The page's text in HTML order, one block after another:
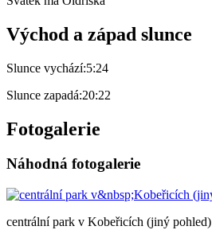
Východ a západ slunce
Slunce vychází:5:24
Slunce zapadá:20:22
Fotogalerie
Náhodná fotogalerie
centrální park v Kobeřicích (jiný pohled)